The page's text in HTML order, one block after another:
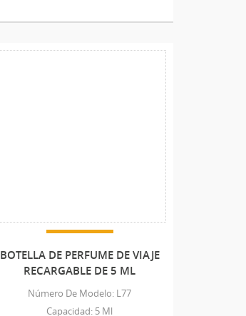
BOTELLA DE PERFUME DE VIAJE
RECARGABLE DE 5 ML
Número De Modelo: L77
Capacidad: 5 Ml